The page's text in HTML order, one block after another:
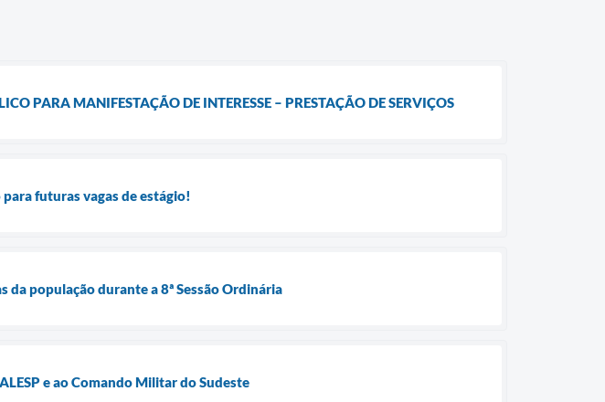
PARA MANIFESTAÇÃO DE INTERESSE – PRESTAÇÃO DE SERVIÇOS
futuras vagas de estágio!
população durante a 8ª Sessão Ordinária
e ao Comando Militar do Sudeste